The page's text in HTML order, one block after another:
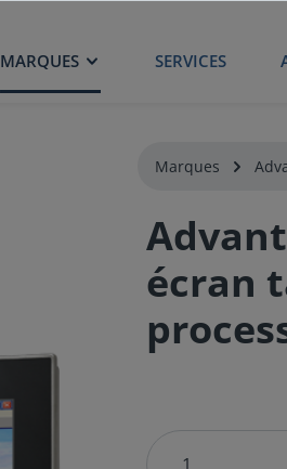
MARQUES SERVICES
Marques
écran